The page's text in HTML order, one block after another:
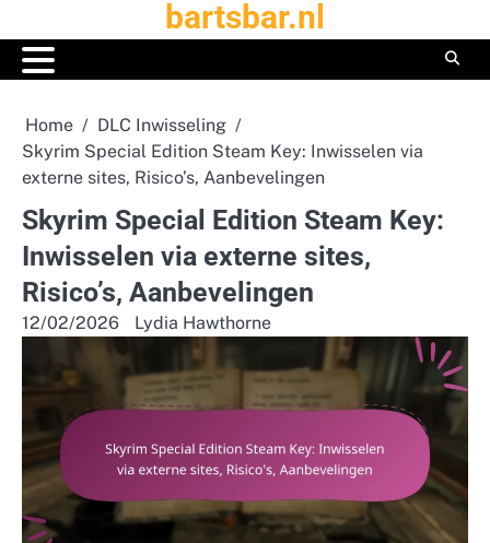
to
content
bartsbar.nl
Home
DLC Inwisseling
Skyrim Special Edition Steam Key: Inwisselen via
externe sites, Risico’s, Aanbevelingen
Skyrim Special Edition Steam Key:
Inwisselen via externe sites,
Risico’s, Aanbevelingen
12/02/2026 Lydia Hawthorne